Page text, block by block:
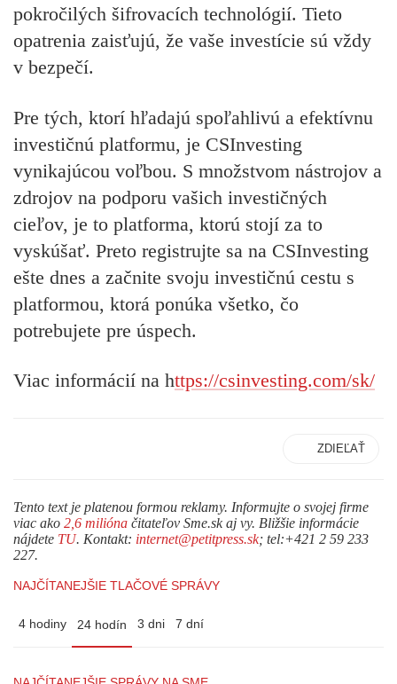
pokročilých šifrovacích technológií. Tieto
opatrenia zaisťujú, že vaše investície sú vždy
v bezpečí.
Pre tých, ktorí hľadajú spoľahlivú a efektívnu
investičnú platformu, je CSInvesting
vynikajúcou voľbou. S množstvom nástrojov a
zdrojov na podporu vašich investičných
cieľov, je to platforma, ktorú stojí za to
vyskúšať. Preto registrujte sa na CSInvesting
ešte dnes a začnite svoju investičnú cestu s
platformou, ktorá ponúka všetko, čo
potrebujete pre úspech.
Viac informácií na https://csinvesting.com/sk/
ZDIEĽAŤ
Tento text je platenou formou reklamy. Informujte o svojej firme
viac ako 2,6 milióna čitateľov Sme.sk aj vy. Bližšie informácie
nájdete TU. Kontakt: internet@petitpress.sk; tel:+421 2 59 233
227.
NAJČÍTANEJŠIE TLAČOVÉ SPRÁVY
4 hodiny 24 hodín 3 dni 7 dní